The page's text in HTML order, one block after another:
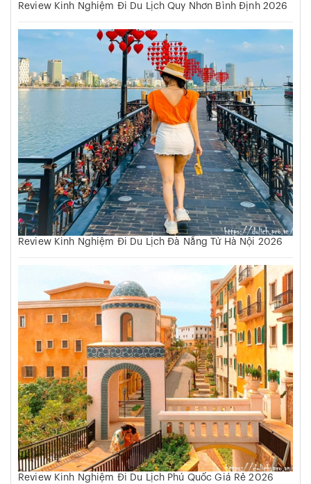
Review Kinh Nghiệm Đi Du Lịch Quy Nhơn Bình Định 2026
Review Kinh Nghiệm Đi Du Lịch Đà Nẵng Từ Hà Nội 2026
Review Kinh Nghiệm Đi Du Lịch Phú Quốc Giá Rẻ 2026